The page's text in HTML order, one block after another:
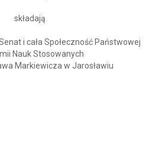
składają
i cała Społeczność Państwowej
Nauk Stosowanych
Markiewicza w Jarosławiu